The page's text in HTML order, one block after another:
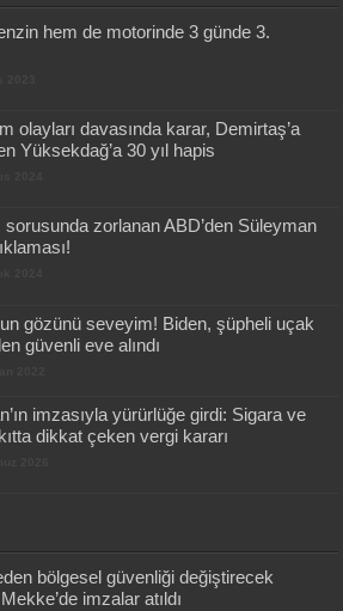
hem de motorinde 3 günde 3.
olayları davasında karar, Demirtaş’a
Yüksekdağ’a 30 yıl hapis
sorusunda zorlanan ABD’den Süleyman
gözünü seveyim! Biden, şüpheli uçak
güvenli eve alındı
imzasıyla yürürlüğe girdi: Sigara ve
dikkat çeken vergi kararı
bölgesel güvenliği değiştirecek
imzalar atıldı